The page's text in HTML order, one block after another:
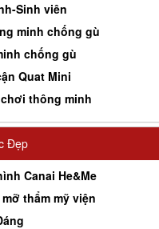
Sinh viên
minh chống gù
chống gù
Quat Mini
thông minh
Đẹp
Canai He&Me
thẩm mỹ viện